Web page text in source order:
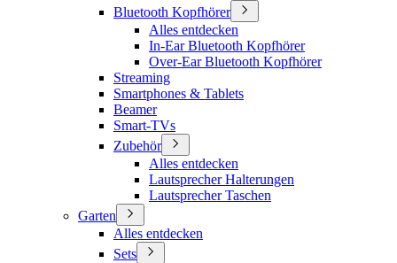
Bluetooth Kopfhörer
Alles entdecken
In-Ear Bluetooth Kopfhörer
Over-Ear Bluetooth Kopfhörer
Streaming
Smartphones & Tablets
Beamer
Smart-TVs
Zubehör
Alles entdecken
Lautsprecher Halterungen
Lautsprecher Taschen
Garten
Alles entdecken
Sets